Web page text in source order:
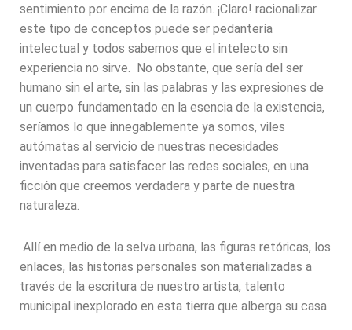
sentimiento por encima de la razón. ¡Claro! racionalizar
este tipo de conceptos puede ser pedantería
intelectual y todos sabemos que el intelecto sin
experiencia no sirve. No obstante, que sería del ser
humano sin el arte, sin las palabras y las expresiones de
un cuerpo fundamentado en la esencia de la existencia,
seríamos lo que innegablemente ya somos, viles
autómatas al servicio de nuestras necesidades
inventadas para satisfacer las redes sociales, en una
ficción que creemos verdadera y parte de nuestra
naturaleza.
Allí en medio de la selva urbana, las figuras retóricas, los
enlaces, las historias personales son materializadas a
través de la escritura de nuestro artista, talento
municipal inexplorado en esta tierra que alberga su casa.